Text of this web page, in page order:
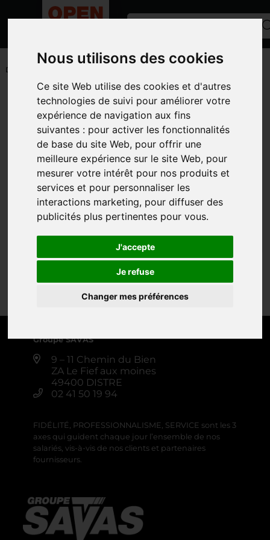
Nous utilisons des cookies
Ce site Web utilise des cookies et d'autres
technologies de suivi pour améliorer votre
expérience de navigation aux fins
suivantes : pour activer les fonctionnalités
de base du site Web, pour offrir une
meilleure expérience sur le site Web, pour
mesurer votre intérêt pour nos produits et
services et pour personnaliser les
interactions marketing, pour diffuser des
publicités plus pertinentes pour vous.
J'accepte
Je refuse
Changer mes préférences
ACCUEIL/PETITS MATÉRIELS ET ACCESSOIRES /PIECES
D'USURES
Toutes les catégories
CATÉGORIES
MARQUES
MODÈLE
PHOTOS
CARBURE
Créer une alerte
Groupe SAVAS
9 – 11 Chemin du Bien
ZA Le Fief aux moines
49400 DISTRE
02 41 50 19 94
FIDÉLITÉ, PROFESSIONNALISME, SERVICE sont les 3
axes qui guident chaque jour l’ensemble de nos
salariés, vis-à-vis de nos clients et partenaires
fournisseurs.